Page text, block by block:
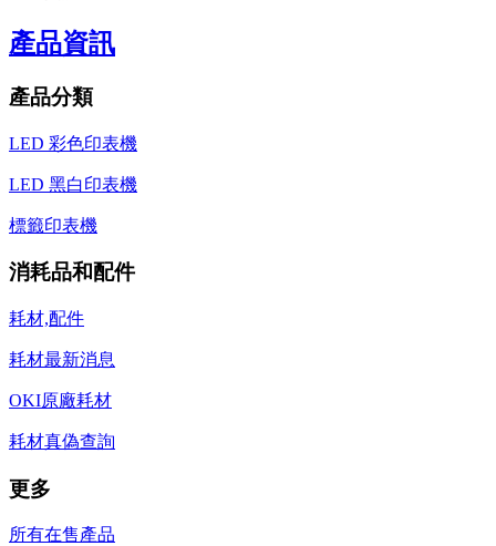
產品資訊
產品分類
LED 彩色印表機
LED 黑白印表機
標籤印表機
消耗品和配件
耗材,配件
耗材最新消息
OKI原廠耗材
耗材真偽查詢
更多
所有在售產品